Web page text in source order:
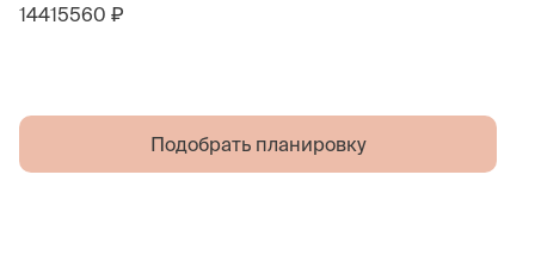
14415560 ₽
Подобрать планировку